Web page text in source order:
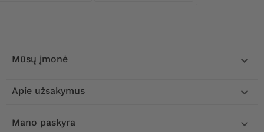
Mūsų įmonė 
Apie užsakymus 
Mano paskyra 